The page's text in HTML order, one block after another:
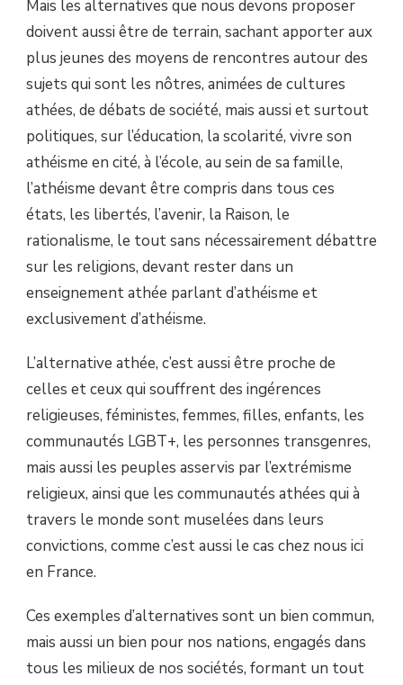
Mais les alternatives que nous devons proposer
doivent aussi être de terrain, sachant apporter aux
plus jeunes des moyens de rencontres autour des
sujets qui sont les nôtres, animées de cultures
athées, de débats de société, mais aussi et surtout
politiques, sur l’éducation, la scolarité, vivre son
athéisme en cité, à l’école, au sein de sa famille,
l’athéisme devant être compris dans tous ces
états, les libertés, l’avenir, la Raison, le
rationalisme, le tout sans nécessairement débattre
sur les religions, devant rester dans un
enseignement athée parlant d’athéisme et
exclusivement d’athéisme.
L’alternative athée, c’est aussi être proche de
celles et ceux qui souffrent des ingérences
religieuses, féministes, femmes, filles, enfants, les
communautés LGBT+, les personnes transgenres,
mais aussi les peuples asservis par l’extrémisme
religieux, ainsi que les communautés athées qui à
travers le monde sont muselées dans leurs
convictions, comme c’est aussi le cas chez nous ici
en France.
Ces exemples d’alternatives sont un bien commun,
mais aussi un bien pour nos nations, engagés dans
tous les milieux de nos sociétés, formant un tout